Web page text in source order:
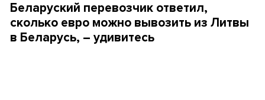
Беларуский перевозчик ответил,
сколько евро можно вывозить из Литвы
в Беларусь, – удивитесь